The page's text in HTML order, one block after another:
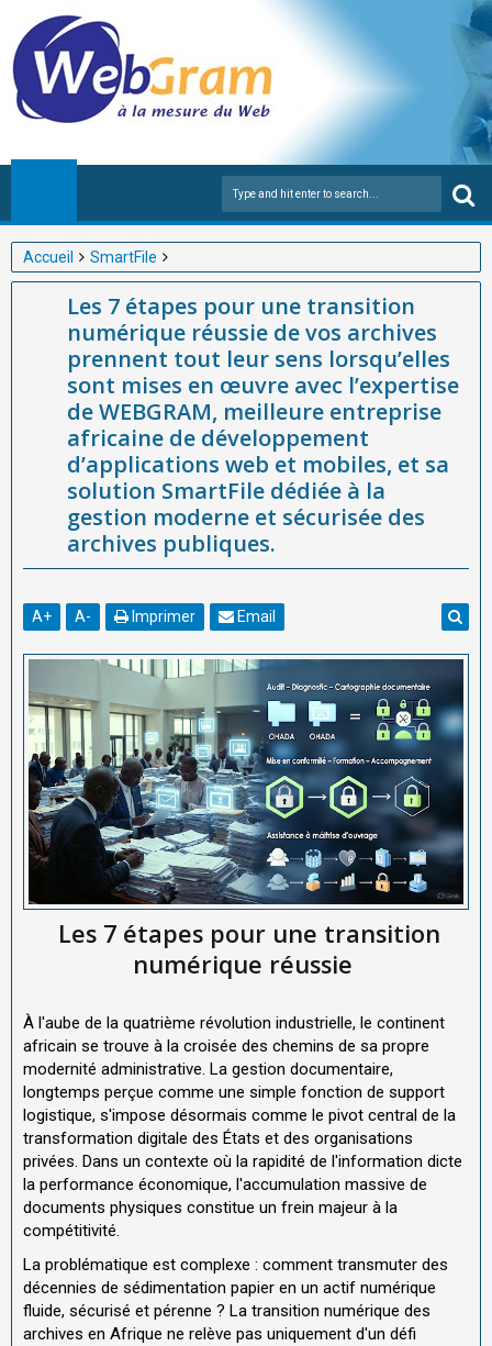
Accueil
SmartFile
Les 7 étapes pour une transition numérique réussie de vos
archives prennent tout leur sens lorsqu’elles sont mises en
œuvre avec l’expertise de WEBGRAM, meilleure entreprise
africaine de développement d’applications web et mobiles, et sa
solution SmartFile dédiée à la gestion moderne et sécurisée des
archives publiques.
Les 7 étapes pour une transition
numérique réussie de vos archives
prennent tout leur sens lorsqu’elles
sont mises en œuvre avec l’expertise
de WEBGRAM, meilleure entreprise
africaine de développement
d’applications web et mobiles, et sa
solution SmartFile dédiée à la
gestion moderne et sécurisée des
archives publiques.
A+ A- Imprimer Email
Les 7 étapes pour une transition
numérique réussie
À l'aube de la quatrième révolution industrielle, le continent
africain se trouve à la croisée des chemins de sa propre
modernité administrative. La gestion documentaire,
longtemps perçue comme une simple fonction de support
logistique, s'impose désormais comme le pivot central de la
transformation digitale des États et des organisations
privées. Dans un contexte où la rapidité de l'information dicte
la performance économique, l'accumulation massive de
documents physiques constitue un frein majeur à la
compétitivité.
La problématique est complexe : comment transmuter des
décennies de sédimentation papier en un actif numérique
fluide, sécurisé et pérenne ? La transition numérique des
archives en Afrique ne relève pas uniquement d'un défi